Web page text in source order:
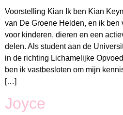
Voorstelling Kian Ik ben Kian
van De Groene Helden, en ik ben
voor kinderen, dieren en een
delen. Als student aan de
in de richting Lichamelijke
ben ik vastbesloten om mijn
[…]
Joyce